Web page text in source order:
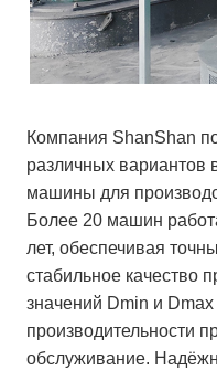
Компания ShanShan
различных
машины для
Более 20 машин
лет, обеспечивая
стабильное качество
значений Dmin и
производительности
обслуживание.